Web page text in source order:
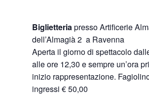
Biglietteria presso Artificerie
dell’Almagià 2 a Ravenna
Aperta il giorno di spettacolo
alle ore 12,30 e sempre un’ora
inizio rappresentazione.
ingressi € 50,00